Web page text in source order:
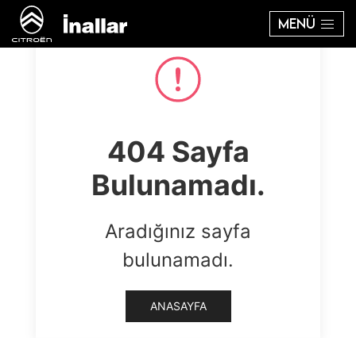
MENÜ
404 Sayfa
Bulunamadı.
Aradığınız sayfa
bulunamadı.
ANASAYFA